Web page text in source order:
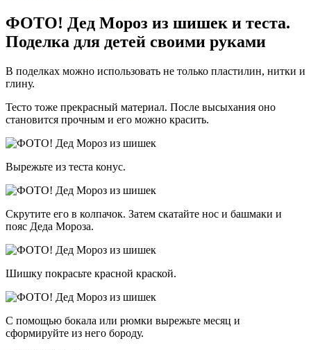
ФОТО! Дед Мороз из шишек и теста.
Поделка для детей своими руками
В поделках можно использовать не только пластилин, нитки и
глину.
Тесто тоже прекрасный материал. После высыхания оно
становится прочным и его можно красить.
Вырежьте из теста конус.
Скрутите его в колпачок. Затем скатайте нос и башмаки и
пояс Деда Мороза.
Шишку покрасьте красной краской.
С помощью бокала или рюмки вырежьте месяц и
сформируйте из него бороду.